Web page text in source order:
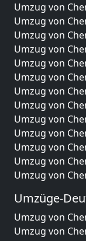
Umzug von
Umzug von
Umzug von
Umzug von
Umzug von
Umzug von
Umzug von
Umzug von
Umzug von
Umzug von
Umzug von
Umzug von
Umzug von
Umzüge-
Umzug von
Umzug von